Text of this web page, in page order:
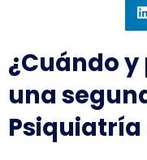
¿Cuándo
una
Psiquiatría